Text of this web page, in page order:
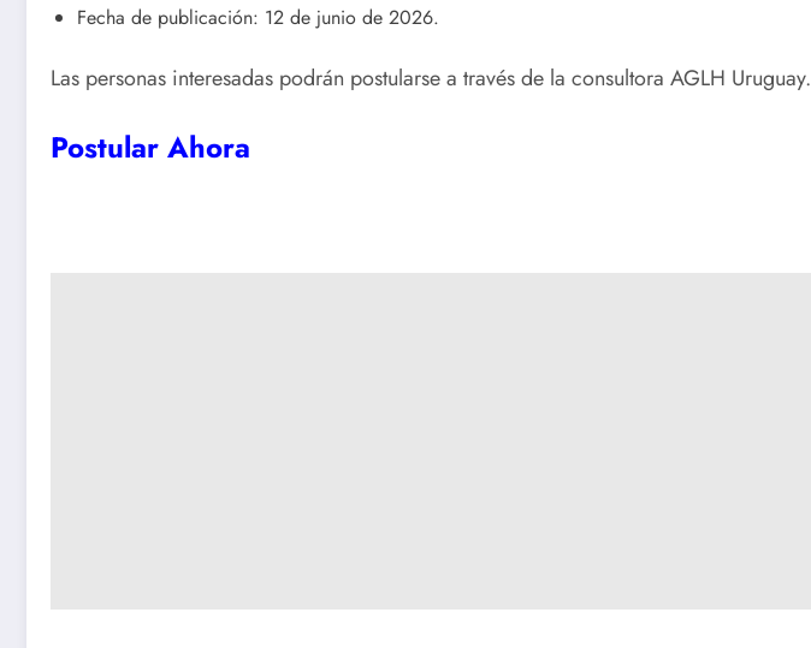
Fecha de publicación: 12 de junio de 2026.
Las personas interesadas podrán postularse a través de la consultora AGLH Uruguay.
Postular Ahora